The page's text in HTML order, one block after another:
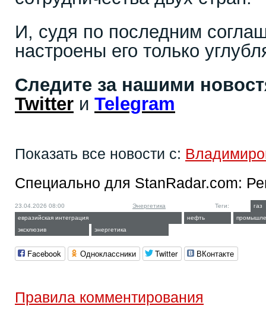
И, судя по последним
настроены его только
Следите за нашими
Twitter и Telegram
Показать все новости с:
Специально для StanRadar.com:
23.04.2026 08:00 Энергетика Теги:
газ
евразийская интеграция
нефть
эксклюзив
энергетика
Facebook Одноклассники Twitter ВКонтакте
Правила комментирования